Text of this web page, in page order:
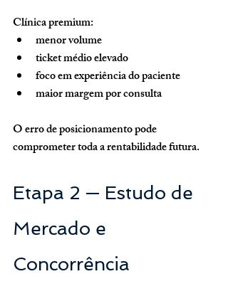
Clínica premium:
menor volume
ticket médio elevado
foco em experiência do paciente
maior margem por consulta
O erro de posicionamento pode
comprometer toda a rentabilidade futura.
Etapa 2 — Estudo de
Mercado e
Concorrência